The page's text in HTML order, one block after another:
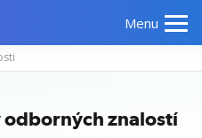
Menu
odborných znalostí